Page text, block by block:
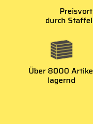
durch
Über 8000
lagernd